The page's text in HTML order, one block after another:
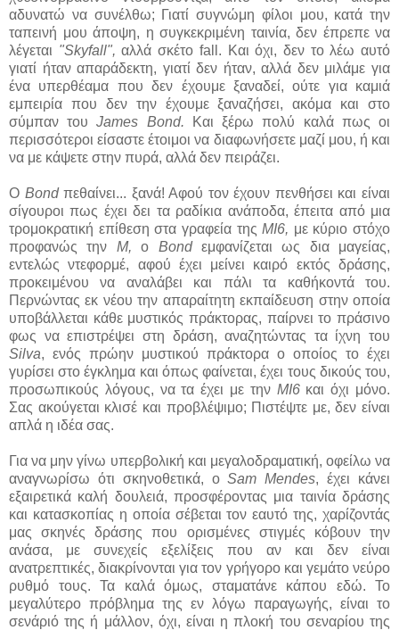
αδυνατώ να συνέλθω; Γιατί συγνώμη φίλοι μου, κατά την
ταπεινή μου άποψη, η συγκεκριμένη ταινία, δεν έπρεπε να
λέγεται "Skyfall",αλλά σκέτο fall. Και όχι, δεν το λέω αυτό
γιατί ήταν απαράδεκτη, γιατί δεν ήταν, αλλά δεν μιλάμε για
ένα υπερθέαμα που δεν έχουμε ξαναδεί, ούτε για καμιά
εμπειρία που δεν την έχουμε ξαναζήσει, ακόμα και στο
σύμπαν του James Bond. Και ξέρω πολύ καλά πως οι
περισσότεροι είσαστε έτοιμοι να διαφωνήσετε μαζί μου, ή και
να με κάψετε στην πυρά, αλλά δεν πειράζει.
Ο Bondπεθαίνει... ξανά! Αφού τον έχουν πενθήσει και είναι
σίγουροι πως έχει δει τα ραδίκια ανάποδα, έπειτα από μια
τρομοκρατική επίθεση στα γραφεία τηςMI6, με κύριο στόχο
προφανώς την Μ,ο Bond εμφανίζεται ως δια μαγείας,
εντελώς ντεφορμέ, αφού έχει μείνει καιρό εκτός δράσης,
προκειμένου να αναλάβει και πάλι τα καθήκοντά του.
Περνώντας εκ νέου την απαραίτητη εκπαίδευση στην οποία
υποβάλλεται κάθε μυστικός πράκτορας, παίρνει το πράσινο
φως να επιστρέψει στη δράση, αναζητώντας τα ίχνη του
Silva, ενός πρώην μυστικού πράκτορα ο οποίος το έχει
γυρίσει στο έγκλημα και όπως φαίνεται, έχει τους δικούς του,
προσωπικούς λόγους, να τα έχει με την MI6και όχι μόνο.
Σας ακούγεται κλισέ και προβλέψιμο; Πιστέψτε με, δεν είναι
απλά η ιδέα σας.
Για να μην γίνω υπερβολική και μεγαλοδραματική, οφείλω να
αναγνωρίσω ότι σκηνοθετικά, οSam Mendes, έχει κάνει
εξαιρετικά καλή δουλειά, προσφέροντας μια ταινία δράσης
και κατασκοπίας η οποία σέβεται τον εαυτό της, χαρίζοντάς
μας σκηνές δράσης που ορισμένες στιγμές κόβουν την
ανάσα, με συνεχείς εξελίξεις που αν και δεν είναι
ανατρεπτικές, διακρίνονται για τον γρήγορο και γεμάτο νεύρο
ρυθμό τους. Τα καλά όμως, σταματάνε κάπου εδώ. Το
μεγαλύτερο πρόβλημα της εν λόγω παραγωγής, είναι το
σενάριό της ή μάλλον, όχι, είναι η πλοκή του σεναρίου της